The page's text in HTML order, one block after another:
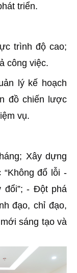
triển.
trình độ cao;
công việc.
lý kế hoạch
đồ chiến lược
vụ.
Xây dựng
đổ lỗi -
đổi”; - Đột phá
đạo, chỉ đạo,
sáng tạo và